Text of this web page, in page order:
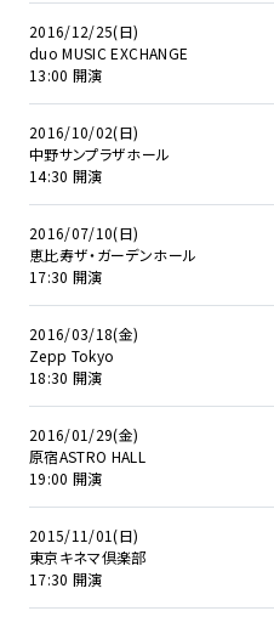
2016/12/25(日)
duo MUSIC EXCHANGE
13:00 開演
2016/10/02(日)
中野サンプラザホール
14:30 開演
2016/07/10(日)
恵比寿ザ・ガーデンホール
17:30 開演
2016/03/18(金)
Zepp Tokyo
18:30 開演
2016/01/29(金)
原宿ASTRO HALL
19:00 開演
2015/11/01(日)
東京キネマ倶楽部
17:30 開演